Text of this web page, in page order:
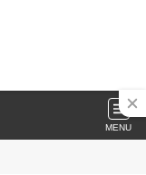
MENU